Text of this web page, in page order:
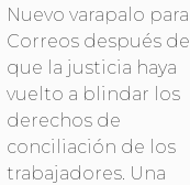
Nuevo varapalo para
Correos después de
que la justicia haya
vuelto a blindar los
derechos de
conciliación de los
trabajadores. Una